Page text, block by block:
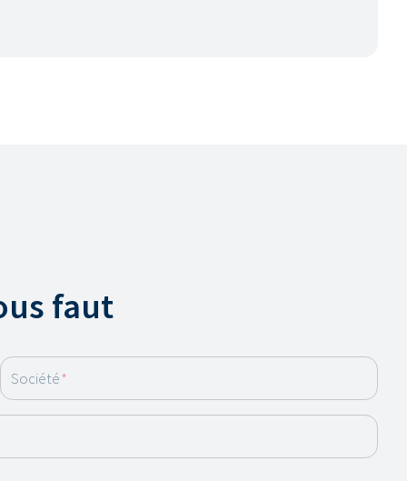
faut
Société*